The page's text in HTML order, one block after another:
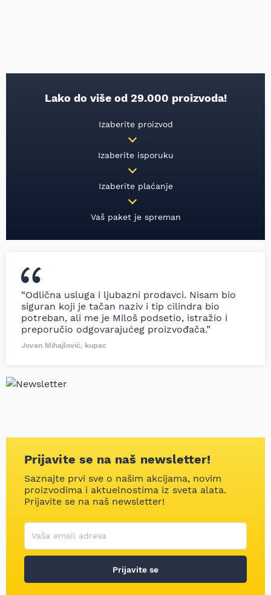
Lako do više od 29.000 proizvoda!
Izaberite proizvod
Izaberite isporuku
Izaberite plaćanje
Vaš paket je spreman
“Odlična usluga i ljubazni prodavci. Nisam bio
siguran koji je tačan naziv i tip cilindra bio
potreban, ali me je Miloš podsetio, istražio i
preporučio odgovarajućeg proizvođača.”
Jovan Mihajlović, kupac
Prijavite se na naš newsletter!
Saznajte prvi sve o našim akcijama, novim
proizvodima i aktuelnostima iz sveta alata.
Prijavite se na naš newsletter!
Korisničko ime
Vaša email adresa
Prijavite se